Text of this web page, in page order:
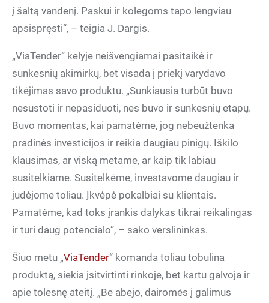
į šaltą vandenį. Paskui ir kolegoms tapo lengviau
apsispręsti“, – teigia J. Dargis.
„ViaTender“ kelyje neišvengiamai pasitaikė ir
sunkesnių akimirkų, bet visada į priekį varydavo
tikėjimas savo produktu. „Sunkiausia turbūt buvo
nesustoti ir nepasiduoti, nes buvo ir sunkesnių etapų.
Buvo momentas, kai pamatėme, jog nebeužtenka
pradinės investicijos ir reikia daugiau pinigų. Iškilo
klausimas, ar viską metame, ar kaip tik labiau
susitelkiame. Susitelkėme, investavome daugiau ir
judėjome toliau. Įkvėpė pokalbiai su klientais.
Pamatėme, kad toks įrankis dalykas tikrai reikalingas
ir turi daug potencialo“, – sako verslininkas.
Šiuo metu „ViaTender“ komanda toliau tobulina
produktą, siekia įsitvirtinti rinkoje, bet kartu galvoja ir
apie tolesnę ateitį. „Be abejo, dairomės į galimus